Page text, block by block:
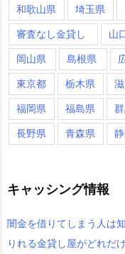
和歌山県 埼玉県
審査なし金貸し 山
岡山県 島根県
東京都 栃木県
福岡県 福島県
長野県 青森県
キャッシング情報
闇金を借りてしまう人は
りれる金貸し屋がどれだ